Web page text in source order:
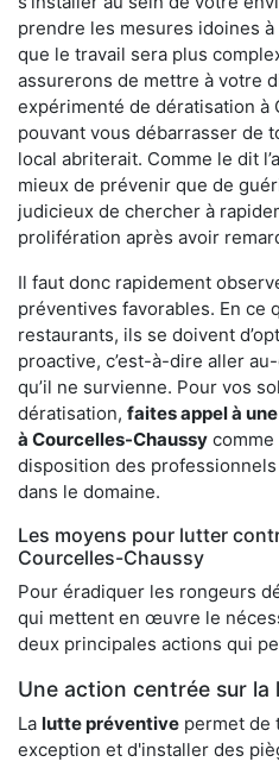
prendre les mesures idoines
que le travail sera plus
assurerons de mettre à votre
expérimenté de dératisation à
pouvant vous débarrasser de
local abriterait. Comme le dit
mieux de prévenir que de
judicieux de chercher à
prolifération après avoir
Il faut donc rapidement
préventives favorables. En ce
restaurants, ils se doivent
proactive, c’est-à-dire aller
qu’il ne survienne. Pour vos
dératisation, faites appel à
à Courcelles-Chaussy
disposition des
dans le domaine.
Les moyens pour lutter
Courcelles-Chaussy
Pour éradiquer les rongeurs
qui mettent en œuvre le
deux principales actions qui
Une action centrée sur
La lutte préventive permet de
exception et d'installer des